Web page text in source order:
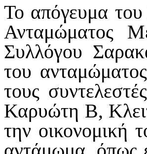
Το απόγευμα
Ανταμώματος
Συλλόγου
του
τους
Καρυώτη Β,
την οικονομική